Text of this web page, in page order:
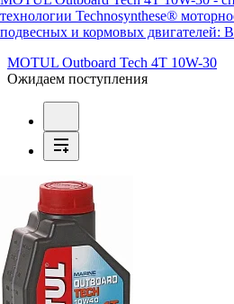
технологии Technosynthese®
подвесных и кормовых
MOTUL Outboard Tech 4T 10W-30
Ожидаем поступления